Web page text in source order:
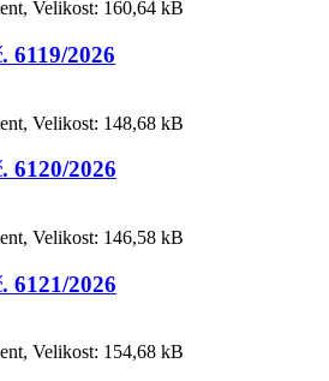
Velikost: 160,64 kB
6119/2026
Velikost: 148,68 kB
6120/2026
Velikost: 146,58 kB
6121/2026
Velikost: 154,68 kB